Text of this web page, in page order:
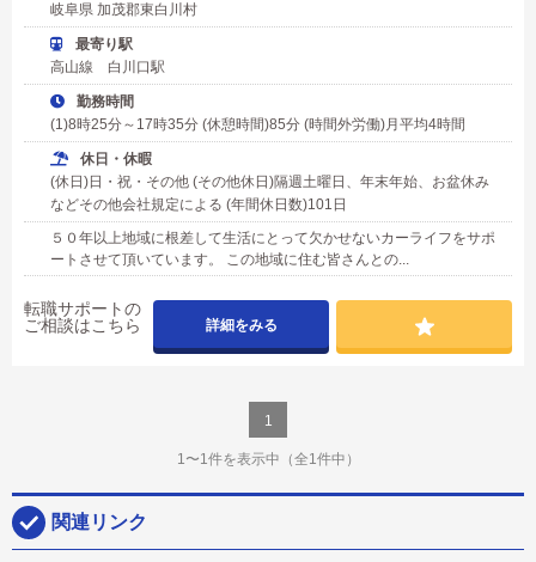
岐阜県 加茂郡東白川村
最寄り駅
高山線 白川口駅
勤務時間
(1)8時25分～17時35分 (休憩時間)85分 (時間外労働)月平均4時間
休日・休暇
(休日)日・祝・その他 (その他休日)隔週土曜日、年末年始、お盆休み
などその他会社規定による (年間休日数)101日
５０年以上地域に根差して生活にとって欠かせないカーライフをサポ
ートさせて頂いています。 この地域に住む皆さんとの...
転職サポートの
ご相談はこちら
詳細をみる
1
1〜1件を表示中 （全1件中）
関連リンク